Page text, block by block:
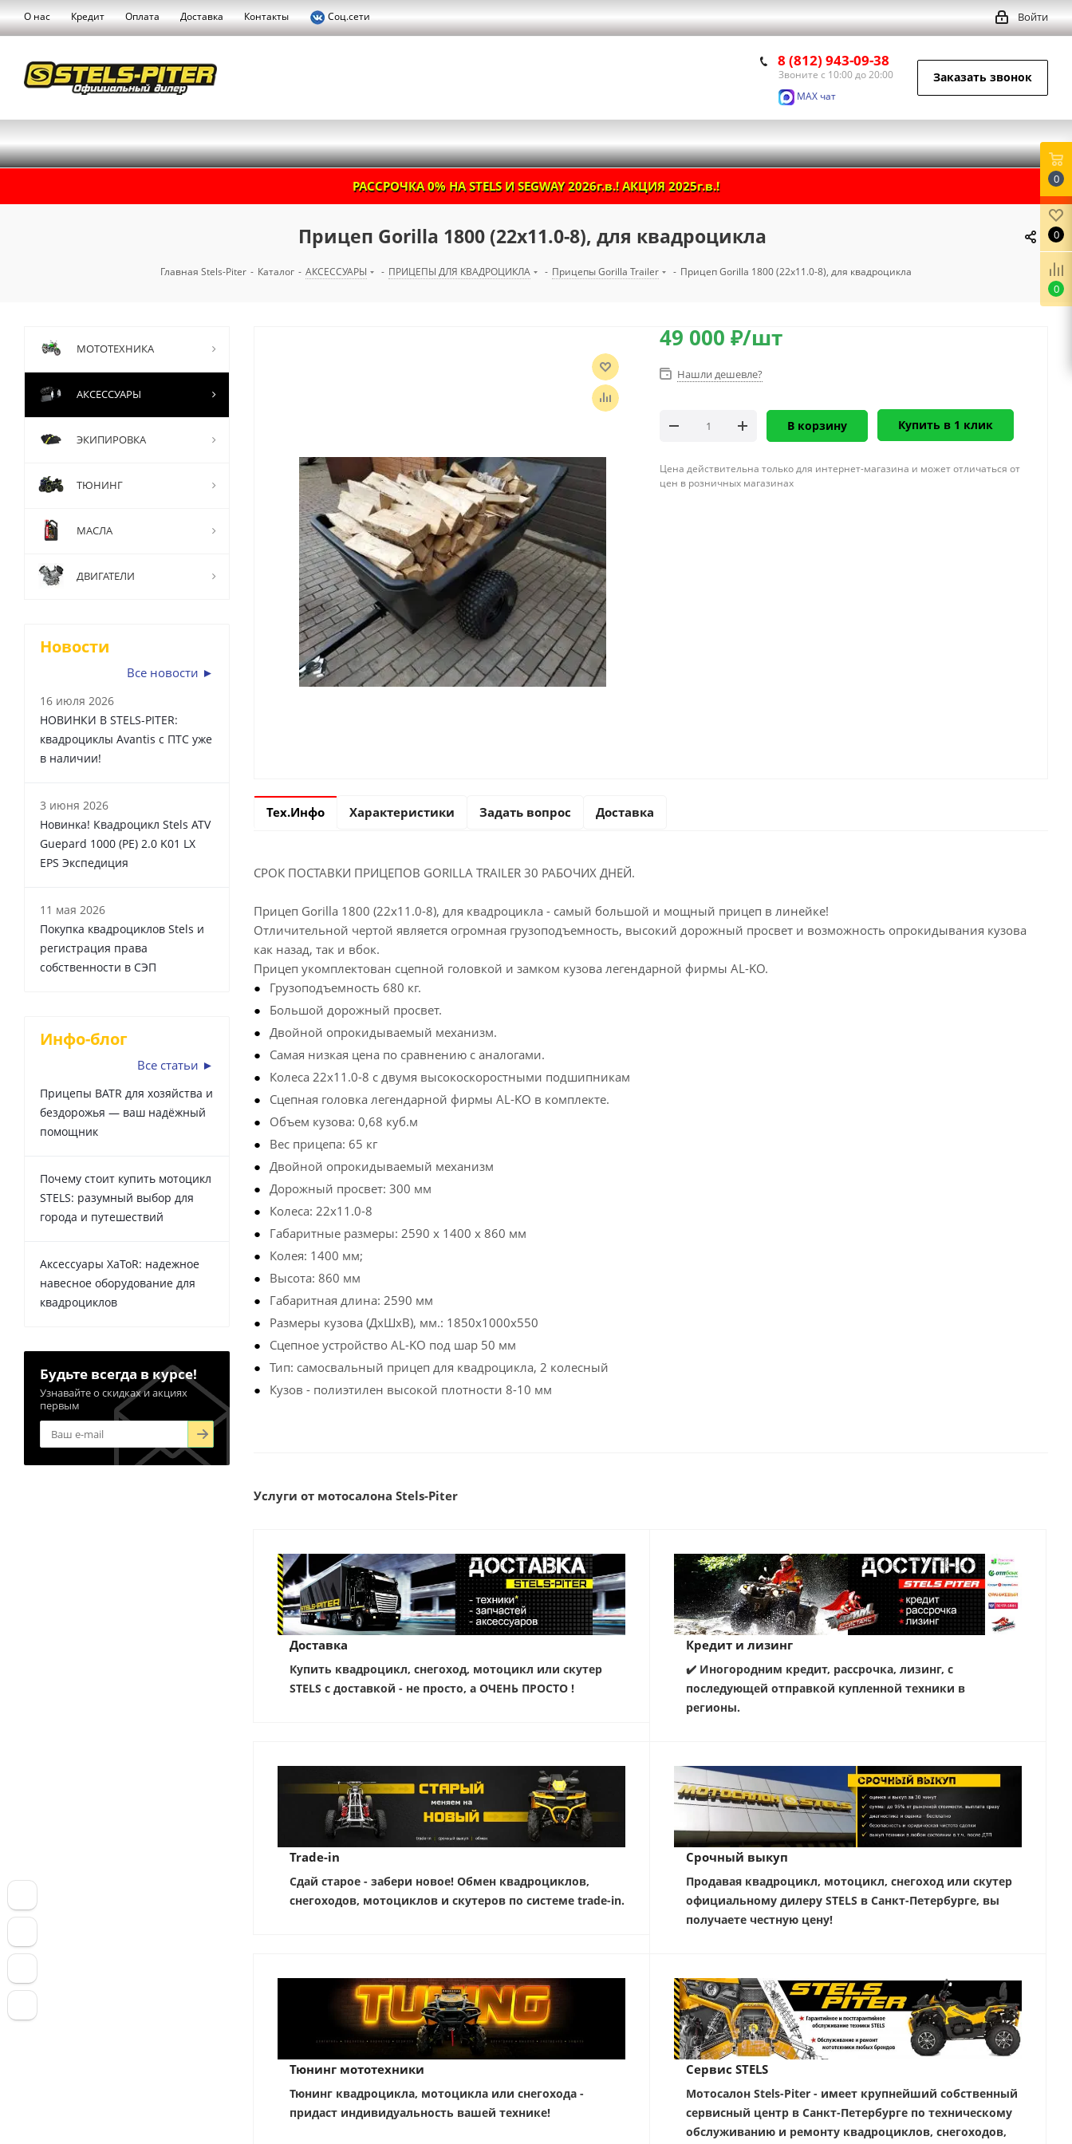
О нас Кредит Оплата Доставка Контакты Соц.сети Войти
8 (812) 943-09-38
Звоните с 10:00 до 20:00
MAX чат
Заказать звонок
РАССРОЧКА 0% НА STELS И SEGWAY 2026г.в.! АКЦИЯ 2025г.в.!
Прицеп Gorilla 1800 (22х11.0-8), для квадроцикла
Главная Stels-Piter - Каталог - АКСЕССУАРЫ - ПРИЦЕПЫ ДЛЯ КВАДРОЦИКЛА - Прицепы Gorilla Trailer - Прицеп Gorilla 1800 (22х11.0-8), для квадроцикла
49 000 ₽/шт
Нашли дешевле?
В корзину Купить в 1 клик
Цена действительна только для интернет-магазина и может отличаться от
цен в розничных магазинах
Тех.Инфо Характеристики Задать вопрос Доставка
СРОК ПОСТАВКИ ПРИЦЕПОВ GORILLA TRAILER 30 РАБОЧИХ ДНЕЙ.
Прицеп Gorilla 1800 (22х11.0-8), для квадроцикла - самый большой и мощный прицеп в линейке!
Отличительной чертой является огромная грузоподъемность, высокий дорожный просвет и возможность опрокидывания кузова
как назад, так и вбок.
Прицеп укомплектован сцепной головкой и замком кузова легендарной фирмы AL-KO.
Грузоподъемность 680 кг.
Большой дорожный просвет.
Двойной опрокидываемый механизм.
Самая низкая цена по сравнению с аналогами.
Колеса 22х11.0-8 с двумя высокоскоростными подшипникам
Сцепная головка легендарной фирмы AL-KO в комплекте.
Объем кузова: 0,68 куб.м
Вес прицепа: 65 кг
Двойной опрокидываемый механизм
Дорожный просвет: 300 мм
Колеса: 22х11.0-8
Габаритные размеры: 2590 х 1400 х 860 мм
Колея: 1400 мм;
Высота: 860 мм
Габаритная длина: 2590 мм
Размеры кузова (ДхШхВ), мм.: 1850х1000х550
Сцепное устройство AL-KO под шар 50 мм
Тип: самосвальный прицеп для квадроцикла, 2 колесный
Кузов - полиэтилен высокой плотности 8-10 мм
Услуги от мотосалона Stels-Piter
Доставка
Купить квадроцикл, снегоход, мотоцикл или скутер
STELS с доставкой - не просто, а ОЧЕНЬ ПРОСТО !
Кредит и лизинг
✔️ Иногородним кредит, рассрочка, лизинг, с
последующей отправкой купленной техники в
регионы.
Trade-in
Сдай старое - забери новое! Обмен квадроциклов,
снегоходов, мотоциклов и скутеров по системе trade-in.
Срочный выкуп
Продавая квадроцикл, мотоцикл, снегоход или скутер
официальному дилеру STELS в Санкт-Петербурге, вы
получаете честную цену!
Тюнинг мототехники
Тюнинг квадроцикла, мотоцикла или снегохода -
придаст индивидуальность вашей технике!
Сервис STELS
Мотосалон Stels-Piter - имеет крупнейший собственный
сервисный центр в Санкт-Петербурге по техническому
обслуживанию и ремонту квадроциклов, снегоходов,
МОТОТЕХНИКА
АКСЕССУАРЫ
ЭКИПИРОВКА
ТЮНИНГ
МАСЛА
ДВИГАТЕЛИ
Новости
Все новости ►
16 июля 2026
НОВИНКИ В STELS-PITER:
квадроциклы Avantis с ПТС уже
в наличии!
3 июня 2026
Новинка! Квадроцикл Stels ATV
Guepard 1000 (PE) 2.0 K01 LX
EPS Экспедиция
11 мая 2026
Покупка квадроциклов Stels и
регистрация права
собственности в СЭП
Инфо-блог
Все статьи ►
Прицепы BATR для хозяйства и
бездорожья — ваш надёжный
помощник
Почему стоит купить мотоцикл
STELS: разумный выбор для
города и путешествий
Аксессуары XaToR: надежное
навесное оборудование для
квадроциклов
Будьте всегда в курсе!
Узнавайте о скидках и акциях
первым
0
0
0